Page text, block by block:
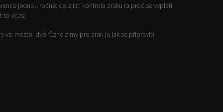
jednou ročně: co zjistí kontrola zraku (a proč se vyplatí
to včas)
vs. město: dvě různé zimy pro zrak (a jak se připravit)